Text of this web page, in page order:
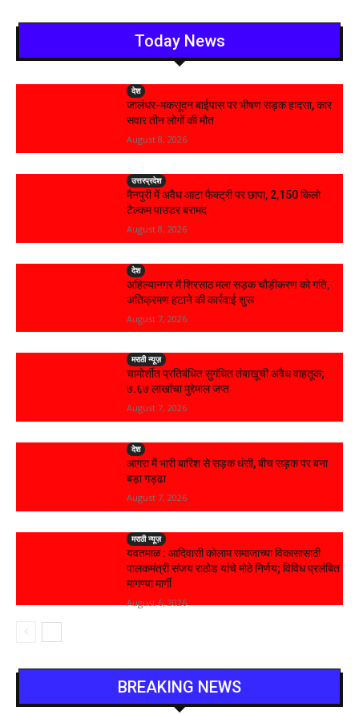
Today News
देश
जालंधर-मकसूदन बाईपास पर भीषण सड़क हादसा, कार
सवार तीन लोगों की मौत
August 8, 2026
उत्तरप्रदेश
मैनपुरी में अवैध आटा फैक्ट्री पर छापा, 2,150 किलो
टैल्कम पाउडर बरामद
August 8, 2026
देश
अहिल्यानगर में शिरसाठ मला सड़क चौड़ीकरण को गति,
अतिक्रमण हटाने की कार्रवाई शुरू
August 7, 2026
मराठी न्यूज़
चामोर्शीत प्रतिबंधित सुगंधित तंबाखूची अवैध वाहतूक;
₹७.६७ लाखांचा मुद्देमाल जप्त
August 7, 2026
देश
आगरा में भारी बारिश से सड़क धंसी, बीच सड़क पर बना
बड़ा गड्ढा
August 7, 2026
मराठी न्यूज़
यवतमाळ : आदिवासी कोलाम समाजाच्या विकासासाठी
पालकमंत्री संजय राठोड यांचे मोठे निर्णय; विविध प्रलंबित
मागण्या मार्गी
August 6, 2026
BREAKING NEWS